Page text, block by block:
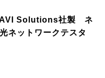
Solutions社製 ネ
ネットワークテスタ